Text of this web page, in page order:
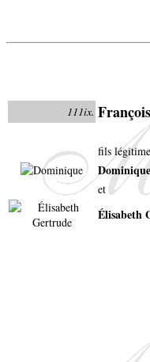
111ix.
fils
et
Élisabeth